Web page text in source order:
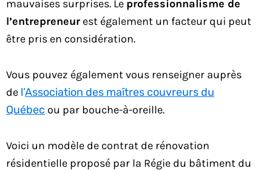
mauvaises surprises. Le professionnalisme de
l’entrepreneur est également un facteur qui peut
être pris en considération.
Vous pouvez également vous renseigner auprès
de l’Association des maîtres couvreurs du
Québec ou par bouche-à-oreille.
Voici un modèle de contrat de rénovation
résidentielle proposé par la Régie du bâtiment du